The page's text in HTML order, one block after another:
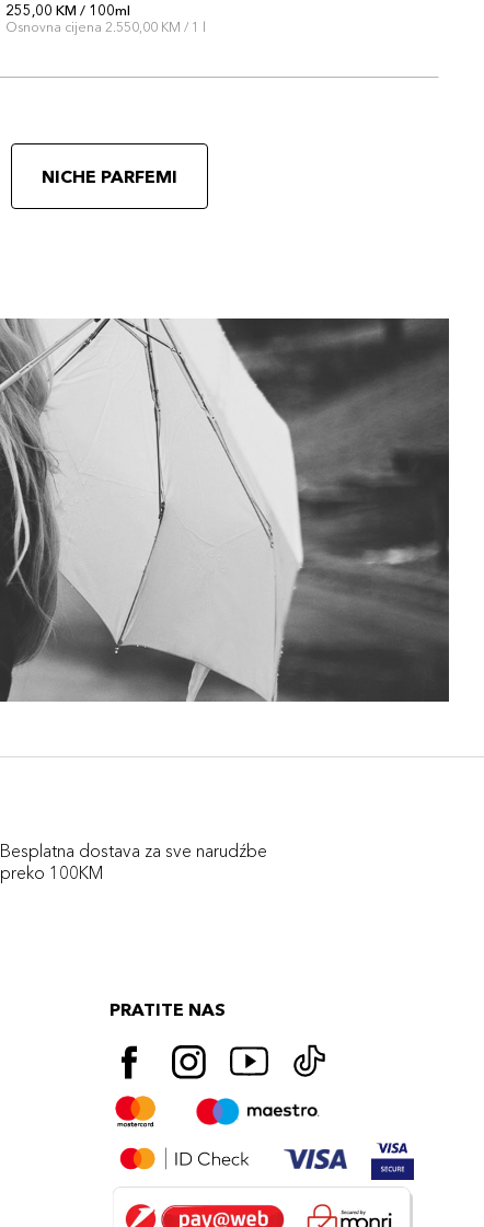
255,00 KM / 100ml
Osnovna cijena 2.550,00 KM / 1 l
NICHE PARFEMI
Besplatna dostava za sve narudźbe
preko 100KM
PRATITE NAS